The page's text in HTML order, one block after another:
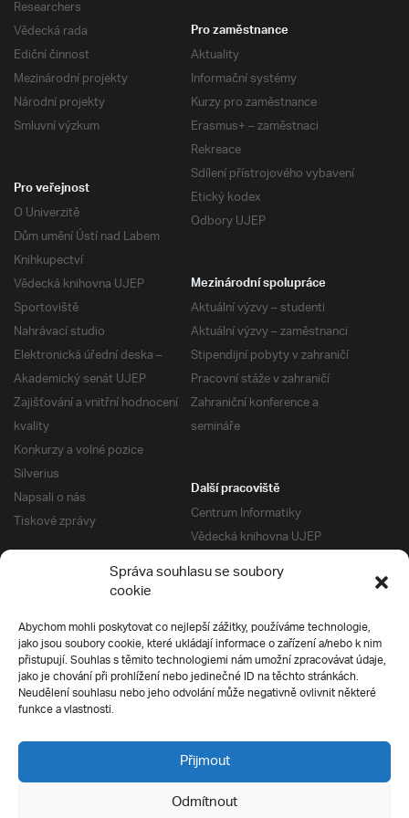
Správa souhlasu se soubory
cookie
Abychom mohli poskytovat co nejlepší zážitky, používáme technologie,
jako jsou soubory cookie, které ukládají informace o zařízení a/nebo k nim
přistupují. Souhlas s těmito technologiemi nám umožní zpracovávat údaje,
jako je chování při prohlížení nebo jedinečné ID na těchto stránkách.
Neudělení souhlasu nebo jeho odvolání může negativně ovlivnit některé
funkce a vlastnosti.
Přijmout
Odmítnout
Researchers
Vědecká rada
Ediční činnost
Mezinárodní projekty
Národní projekty
Smluvní výzkum
Pro zaměstnance
Aktuality
Informační systémy
Kurzy pro zaměstnance
Erasmus+ – zaměstnaci
Rekreace
Sdílení přístrojového vybavení
Etický kodex
Odbory UJEP
Pro veřejnost
O Univerzitě
Dům umění Ústí nad Labem
Knihkupectví
Vědecká knihovna UJEP
Sportoviště
Nahrávací studio
Elektronická úřední deska –
Akademický senát UJEP
Zajišťování a vnitřní hodnocení
kvality
Konkurzy a volné pozice
Silverius
Napsali o nás
Tiskové zprávy
Mezinárodní spolupráce
Aktuální výzvy – studenti
Aktuální výzvy – zaměstnanci
Stipendijní pobyty v zahraničí
Pracovní stáže v zahraničí
Zahraniční konference a
semináře
Další pracoviště
Centrum Informatiky
Vědecká knihovna UJEP
Správa kolejí a menz
Univerzitní centrum podpory
Silverius
Pro uchazeče
Přijímací řízení
E-prihlaska
Přípravné kurzy
Ochrana soukromí